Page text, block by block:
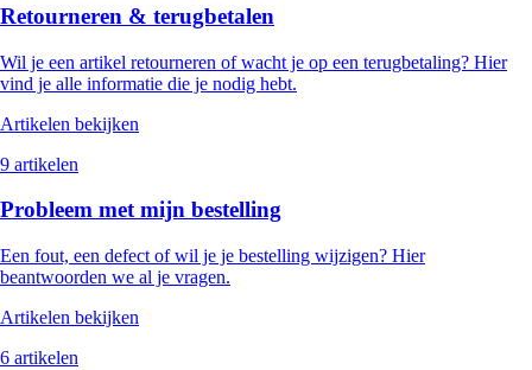
Retourneren & terugbetalen
Wil je een artikel retourneren of wacht je op een terugbetaling? Hier
vind je alle informatie die je nodig hebt.
Artikelen bekijken
9 artikelen
Probleem met mijn bestelling
Een fout, een defect of wil je je bestelling wijzigen? Hier
beantwoorden we al je vragen.
Artikelen bekijken
6 artikelen